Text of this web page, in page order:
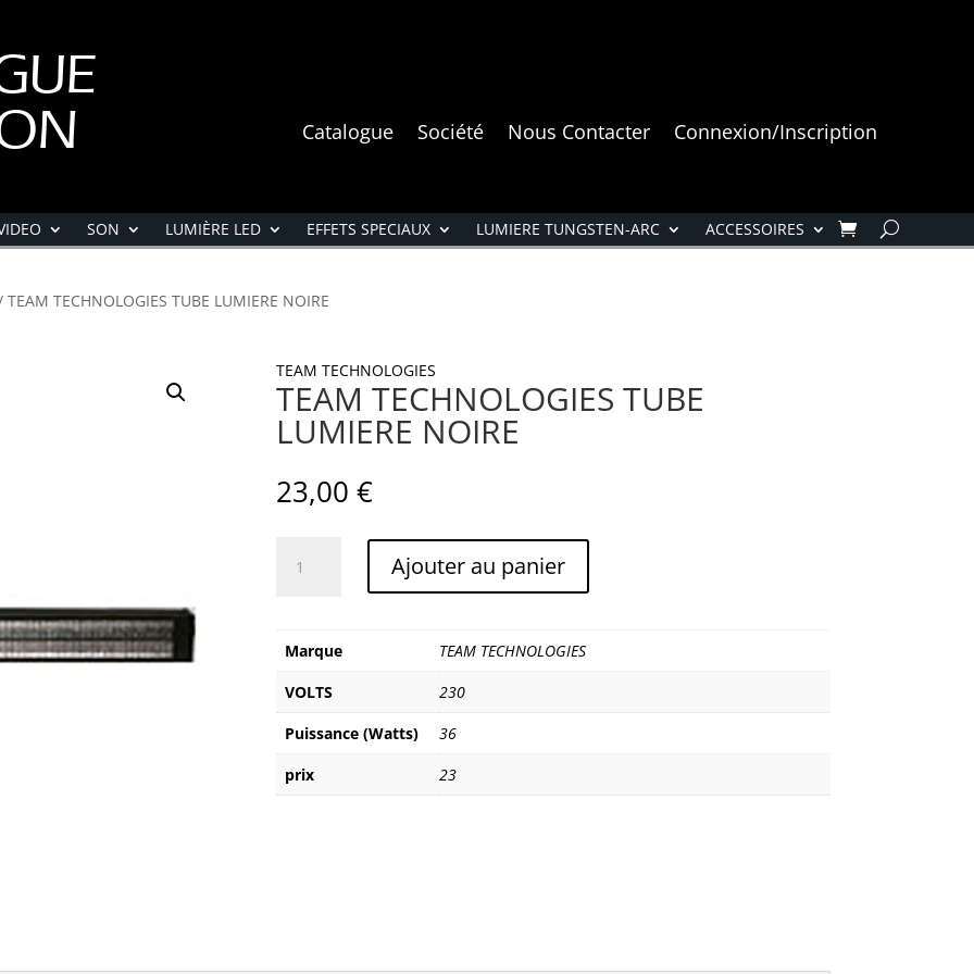
Catalogue Société Nous Contacter Connexion/Inscription
SON LUMIÈRE LED EFFETS SPECIAUX LUMIERE TUNGSTEN-ARC ACCESSOIRES
TECHNOLOGIES TUBE LUMIERE NOIRE
TEAM TECHNOLOGIES
TEAM TECHNOLOGIES TUBE
LUMIERE NOIRE
23,00 €
TUBE
LUMIERE
NOIRE
Ajouter au panier
Marque
TEAM TECHNOLOGIES
VOLTS
230
Puissance (Watts)
36
prix
23